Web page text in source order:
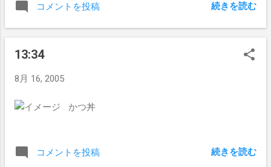
コメントを投稿 続きを読む
13:34
8月 16, 2005
かつ丼
コメントを投稿 続きを読む